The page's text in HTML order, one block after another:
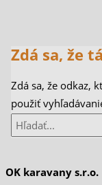
Zdá sa, že
Zdá sa, že odkaz,
použiť
OK karavany s.r.o.